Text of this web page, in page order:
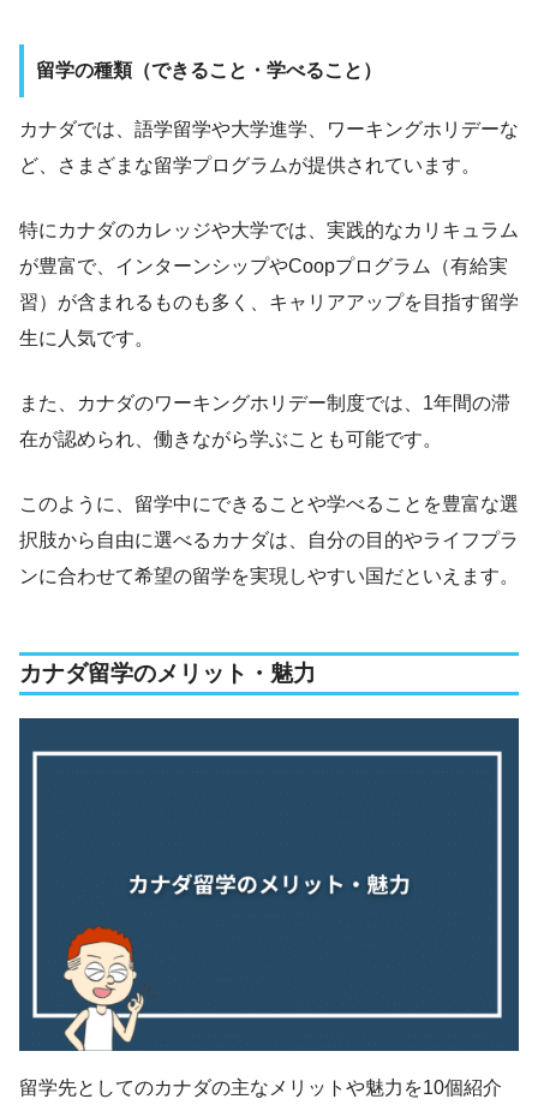
留学の種類（できること・学べること）
カナダでは、語学留学や大学進学、ワーキングホリデーな
ど、さまざまな留学プログラムが提供されています。
特にカナダのカレッジや大学では、実践的なカリキュラム
が豊富で、インターンシップやCoopプログラム（有給実
習）が含まれるものも多く、キャリアアップを目指す留学
生に人気です。
また、カナダのワーキングホリデー制度では、1年間の滞
在が認められ、働きながら学ぶことも可能です。
このように、留学中にできることや学べることを豊富な選
択肢から自由に選べるカナダは、自分の目的やライフプラ
ンに合わせて希望の留学を実現しやすい国だといえます。
カナダ留学のメリット・魅力
留学先としてのカナダの主なメリットや魅力を10個紹介